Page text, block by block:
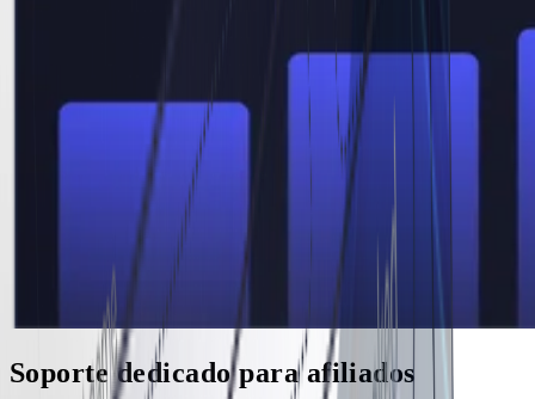
Soporte dedicado para afiliados